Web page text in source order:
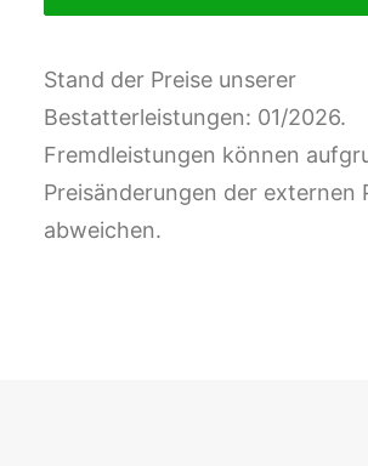
Stand der Preise unserer
Bestatterleistungen: 01/2026.
Fremdleistungen können
Preisänderungen der externen
abweichen.